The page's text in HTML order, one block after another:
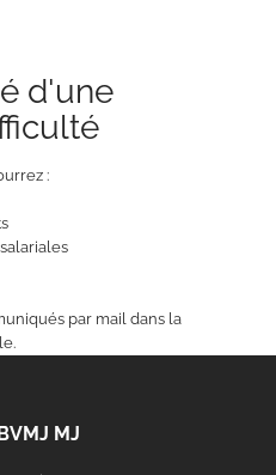
d'une
:
par mail dans la
MJ